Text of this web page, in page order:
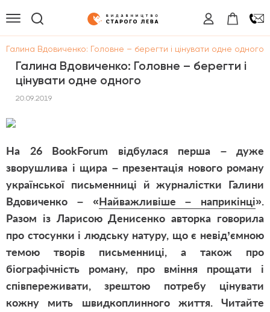
Галина Вдовиченко: Головне – берегти і цінувати одне одного
Галина Вдовиченко: Головне – берегти і
цінувати одне одного
20.09.2019
На 26 BookForum відбулася перша – дуже
зворушлива і щира – презентація нового роману
української письменниці й журналістки Галини
Вдовиченко – «Найважливіше – наприкінці».
Разом із Ларисою Денисенко авторка говорила
про стосунки і людську натуру, що є невід’ємною
темою творів письменниці, а також про
біографічність роману, про вміння прощати і
співпереживати, зрештою потребу цінувати
кожну мить швидкоплинного життя. Читайте